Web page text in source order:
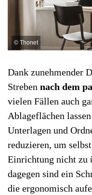
© Thonet
Dank zunehmender
Streben nach dem
vielen Fällen auch
Ablageflächen
Unterlagen und
reduzieren, um
Einrichtung nicht zu
dagegen sind ein
die ergonomisch